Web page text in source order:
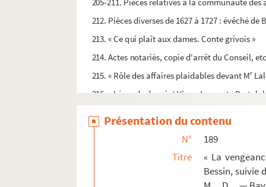
212. Pièces diverses de 1627 à 1727 : évêché
213. « Ce qui plaît aux dames. Conte grivois »
214. Actes notariés, copie d'arrêt du Conseil,
215. « Rôle des affaires plaidables devant Mr
216. « Légende de saint Vigor. Le comte
218. « La seigneurie perdue ou comédie de
220. « Addition au manuscrit breveté sans
Présentation du contenu
N°
189
Titre
« La
Bessin, suivie